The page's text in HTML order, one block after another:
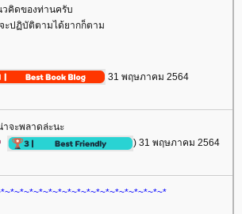
คิดของท่านครับ
ะปฏิบัติตามได้ยากก็ตาม
31 พฤษภาคม 2564
จะพลาดล่ะนะ
) 31 พฤษภาคม 2564